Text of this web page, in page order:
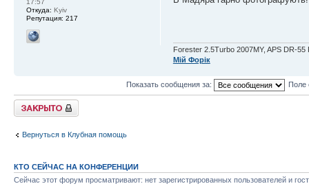
Forester 2.5Turbo 2007MY, APS DR-
Мій Форік
Откуда: Kyiv
Репутация: 217
Показать сообщения за: Поле
Закрыто
Вернуться в Клубная помощь
КТО СЕЙЧАС НА КОНФЕРЕНЦИИ
Сейчас этот форум просматривают: нет зарегистрированных пользователей и